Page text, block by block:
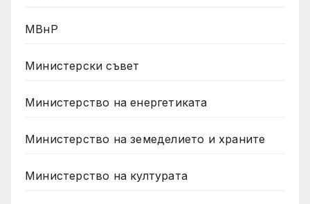
МВнР
Министерски съвет
Министерство на енергетиката
Министерство на земеделието и храните
Министерство на културата